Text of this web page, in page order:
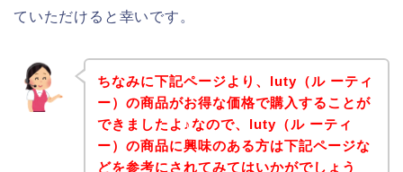
ていただけると幸いです。
ちなみに下記ページより、luty（ル ーティ
ー）の商品がお得な価格で購入することが
できましたよ♪なので、luty（ル ーティ
ー）の商品に興味のある方は下記ページな
どを参考にされてみてはいかがでしょう